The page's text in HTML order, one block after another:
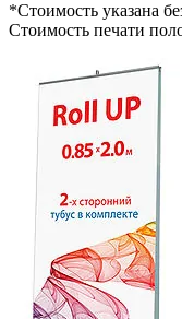
*Сто­и­мость ука­за­на
Сто­и­мость печа­ти